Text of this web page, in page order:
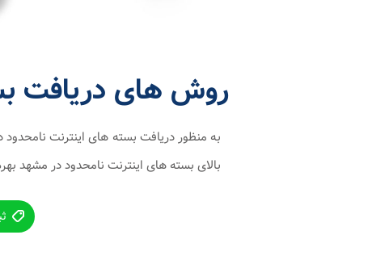
روش های دریافت
به منظور دریافت بسته های اینترنت
بالای بسته های اینترنت نامحدود در مشهد